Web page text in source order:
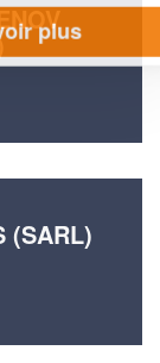
(SARL)